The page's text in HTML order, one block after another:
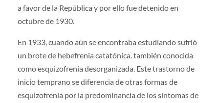
a favor de la República y por ello fue detenido en
octubre de 1930.
En 1933, cuando aún se encontraba estudiando sufrió
un brote de hebefrenia catatónica. también conocida
como esquizofrenia desorganizada. Este trastorno de
inicio temprano se diferencia de otras formas de
esquizofrenia por la predominancia de los síntomas de